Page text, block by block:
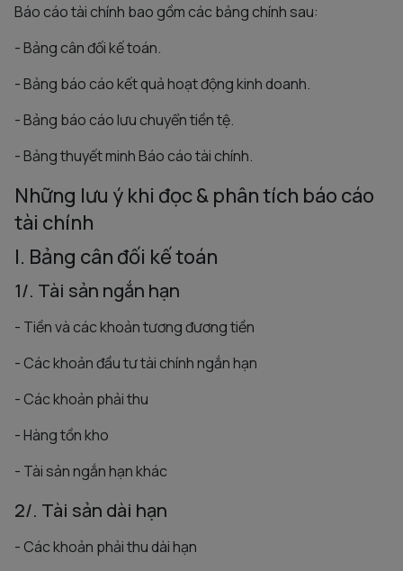
Báo cáo tài chính bao gồm các bảng chính sau:
- Bảng cân đối kế toán.
- Bảng báo cáo kết quả hoạt động kinh doanh.
- Bảng báo cáo lưu chuyển tiền tệ.
- Bảng thuyết minh Báo cáo tài chính.
Những lưu ý khi đọc & phân tích báo cáo
tài chính
I. Bảng cân đối kế toán
1/. Tài sản ngắn hạn
- Tiền và các khoản tương đương tiền
- Các khoản đầu tư tài chính ngắn hạn
- Các khoản phải thu
- Hàng tồn kho
- Tài sản ngắn hạn khác
2/. Tài sản dài hạn
- Các khoản phải thu dài hạn